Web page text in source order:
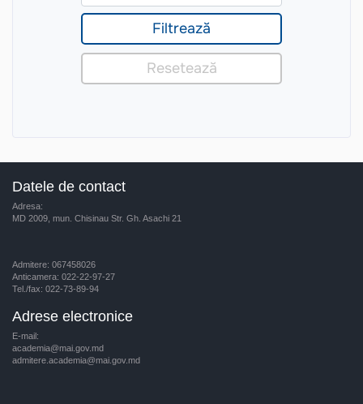
Datele de contact
Adresa:
MD 2009, mun. Chisinau Str. Gh. Asachi 21
Admitere: 067458026
Anticamera: 022-22-97-27
Tel./fax: 022-73-89-94
Adrese electronice
E-mail:
academia@mai.gov.md
admitere.academia@mai.gov.md